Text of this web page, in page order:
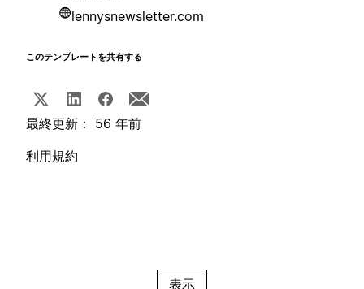
lennysnewsletter.com
このテンプレートを共有する
最終更新： 56 年前
利用規約
表示